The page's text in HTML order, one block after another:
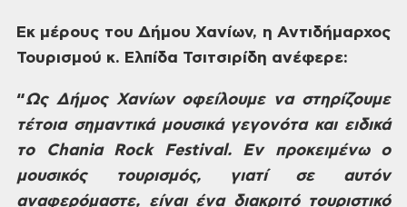
Εκ μέρους του Δήμου Χανίων, η Αντιδήμαρχος
Τουρισμού κ. Ελπίδα Τσιτσιρίδη ανέφερε:
“ΩςΔήμος Χανίων οφείλουμε να στηρίζουμε
τέτοια σημαντικά μουσικά γεγονότα καιειδικά
το
ChaniaRock Festival. Ενπροκειμένω ο
μουσικός τουρισμός, γιατίσε αυτόν
αναφερόμαστε, είναι ένα διακριτότουριστικό